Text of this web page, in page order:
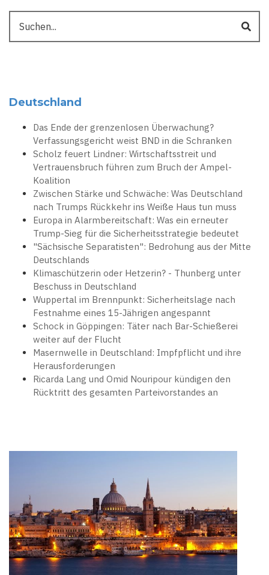
Deutschland
Das Ende der grenzenlosen Überwachung?
Verfassungsgericht weist BND in die Schranken
Scholz feuert Lindner: Wirtschaftsstreit und
Vertrauensbruch führen zum Bruch der Ampel-
Koalition
Zwischen Stärke und Schwäche: Was Deutschland
nach Trumps Rückkehr ins Weiße Haus tun muss
Europa in Alarmbereitschaft: Was ein erneuter
Trump-Sieg für die Sicherheitsstrategie bedeutet
"Sächsische Separatisten": Bedrohung aus der Mitte
Deutschlands
Klimaschützerin oder Hetzerin? - Thunberg unter
Beschuss in Deutschland
Wuppertal im Brennpunkt: Sicherheitslage nach
Festnahme eines 15-Jährigen angespannt
Schock in Göppingen: Täter nach Bar-Schießerei
weiter auf der Flucht
Masernwelle in Deutschland: Impfpflicht und ihre
Herausforderungen
Ricarda Lang und Omid Nouripour kündigen den
Rücktritt des gesamten Parteivorstandes an